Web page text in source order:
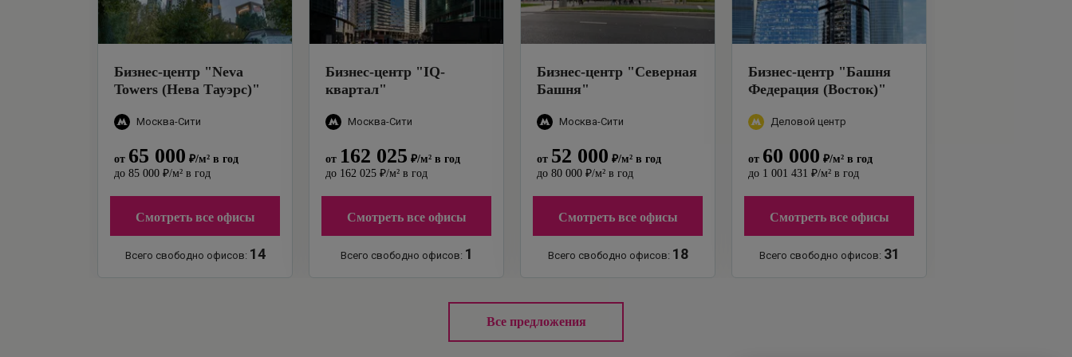
Бизнес-центр "Neva
Towers (Нева Тауэрс)"
Москва-Сити
от 65 000 ₽/м² в год
до 85 000 ₽/м² в год
Смотреть все офисы
Всего свободно офисов: 14
Бизнес-центр "IQ-
квартал"
Москва-Сити
от 162 025 ₽/м² в год
до 162 025 ₽/м² в год
Смотреть все офисы
Всего свободно офисов: 1
Бизнес-центр "Северная
Башня"
Москва-Сити
от 52 000 ₽/м² в год
до 80 000 ₽/м² в год
Смотреть все офисы
Всего свободно офисов: 18
Бизнес-центр "Башня
Федерация (Восток)"
Деловой центр
от 60 000 ₽/м² в год
до 1 001 431 ₽/м² в год
Смотреть все офисы
Всего свободно офисов: 31
Все предложения